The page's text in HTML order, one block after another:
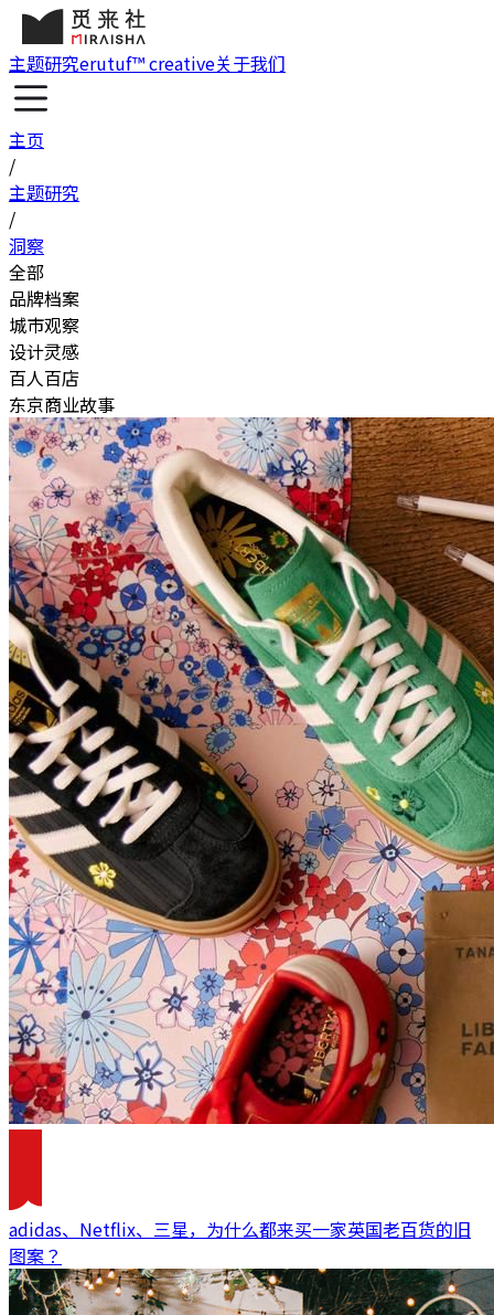
主题研究erutuf™ creative关于我们
主页
/
主题研究
/
洞察
全部
品牌档案
城市观察
设计灵感
百人百店
东京商业故事
adidas、Netflix、三星，为什么都来买一家英国老百货的旧
图案？